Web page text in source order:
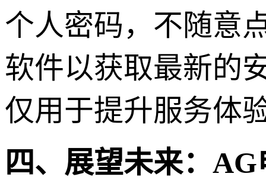
个人密码，不随意
软件以获取最新的
仅用于提升服务体
四、展望未来：